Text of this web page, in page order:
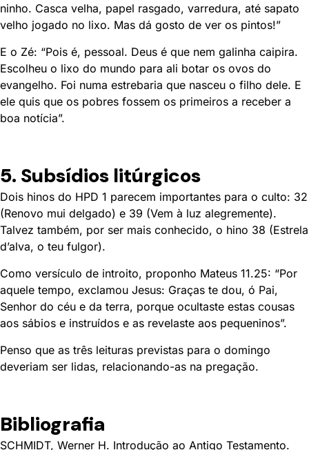
ninho. Casca velha, papel rasgado, varredura, até sapato
velho jogado no lixo. Mas dá gosto de ver os pintos!”
E o Zé: “Pois é, pessoal. Deus é que nem galinha caipira.
Escolheu o lixo do mundo para ali botar os ovos do
evangelho. Foi numa estrebaria que nasceu o filho dele. E
ele quis que os pobres fossem os primeiros a receber a
boa notícia”.
5. Subsídios litúrgicos
Dois hinos do HPD 1 parecem importantes para o culto: 32
(Renovo mui delgado) e 39 (Vem à luz alegremente).
Talvez também, por ser mais conhecido, o hino 38 (Estrela
d’alva, o teu fulgor).
Como versículo de introito, proponho Mateus 11.25: “Por
aquele tempo, exclamou Jesus: Graças te dou, ó Pai,
Senhor do céu e da terra, porque ocultaste estas cousas
aos sábios e instruídos e as revelaste aos pequeninos”.
Penso que as três leituras previstas para o domingo
deveriam ser lidas, relacionando-as na pregação.
Bibliografia
SCHMIDT, Werner H. Introdução ao Antigo Testamento.